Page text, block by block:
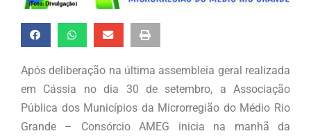
Após deliberação na última assembleia geral realizada
em Cássia no dia 30 de setembro, a Associação
Pública dos Municípios da Microrregião do Médio Rio
Grande – Consórcio AMEG inicia na manhã da